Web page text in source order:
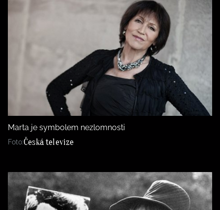
Marta je symbolem nezlomnosti
Foto:Česká televize